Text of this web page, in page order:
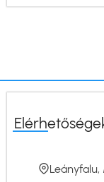
Leányfalu,